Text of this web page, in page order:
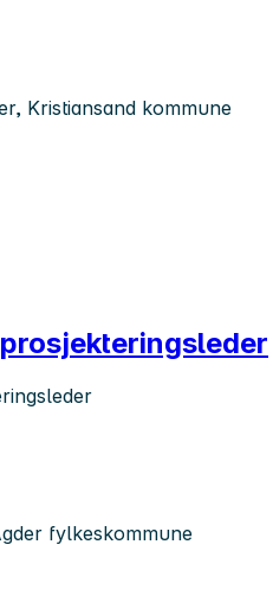
Kristiansand kommune
fylkeskommune